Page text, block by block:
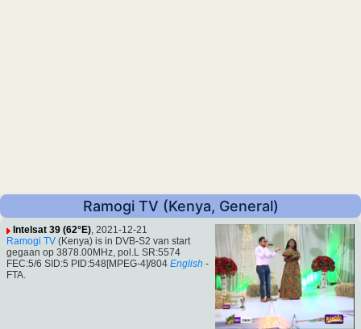
Ramogi TV (Kenya, General)
Intelsat 39 (62°E), 2021-12-21
Ramogi TV (Kenya) is in DVB-S2 van start
gegaan op 3878.00MHz, pol.L SR:5574
FEC:5/6 SID:5 PID:548[MPEG-4]/804 English -
FTA.